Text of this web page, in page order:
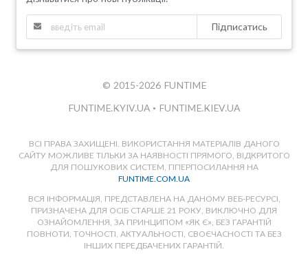
Підписатись
© 2015-2026 FUNTIME
FUNTIME.KYIV.UA • FUNTIME.KIEV.UA
ВСІ ПРАВА ЗАХИЩЕНІ. ВИКОРИСТАННЯ МАТЕРІАЛІВ ДАНОГО
САЙТУ МОЖЛИВЕ ТІЛЬКИ ЗА НАЯВНОСТІ ПРЯМОГО, ВІДКРИТОГО
ДЛЯ ПОШУКОВИХ СИСТЕМ, ГІПЕРПОСИЛАННЯ НА
FUNTIME.COM.UA
ВСЯ ІНФОРМАЦІЯ, ПРЕДСТАВЛЕНА НА ДАНОМУ ВЕБ-РЕСУРСІ,
ПРИЗНАЧЕНА ДЛЯ ОСІБ СТАРШЕ 21 РОКУ, ВИКЛЮЧНО ДЛЯ
ОЗНАЙОМЛЕННЯ, ЗА ПРИНЦИПОМ «ЯК Є», БЕЗ ГАРАНТІЙ
ПОВНОТИ, ТОЧНОСТІ, АКТУАЛЬНОСТІ, СВОЄЧАСНОСТІ ТА БЕЗ
ІНШИХ ПЕРЕДБАЧЕНИХ ГАРАНТІЙ.